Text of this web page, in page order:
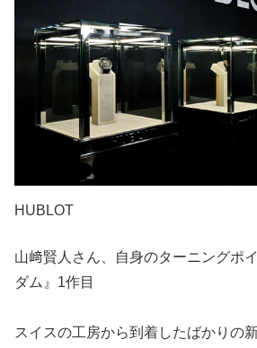
HUBLOT
山﨑賢人さん、自身のターニングポ
ダム』1作目
スイスの工房から到着したばかりの